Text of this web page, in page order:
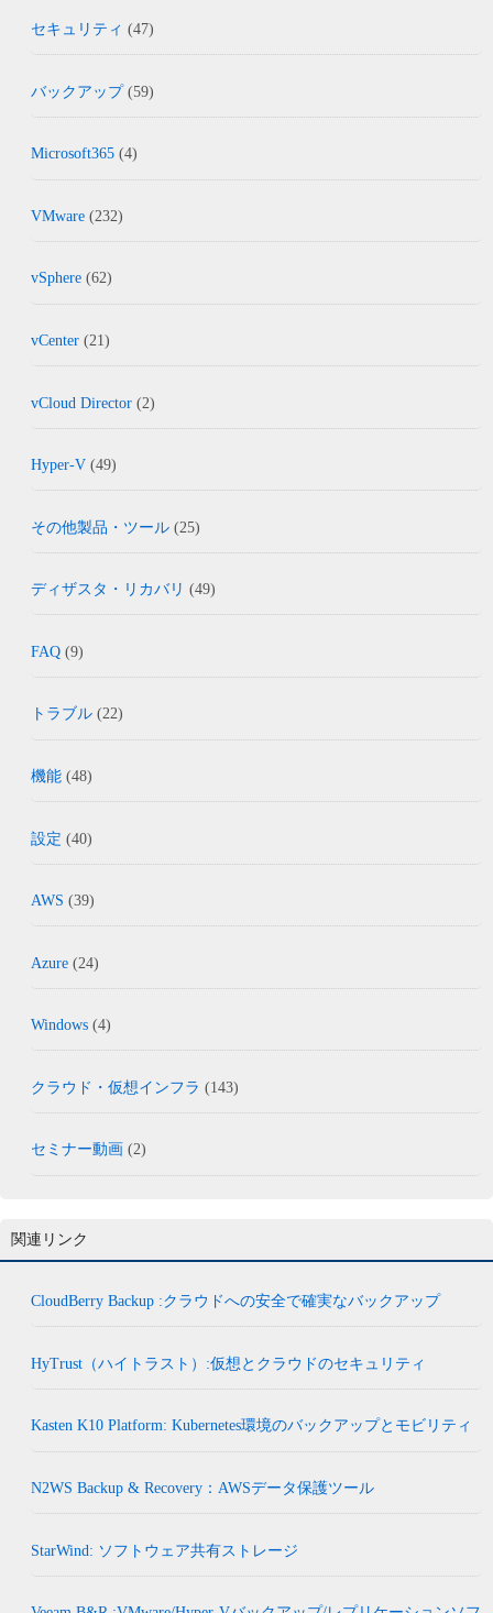
セキュリティ (47)
バックアップ(59)
Microsoft365 (4)
VMware (232)
vSphere (62)
vCenter (21)
vCloud Director (2)
Hyper-V (49)
その他製品・ツール (25)
ディザスタ・リカバリ (49)
FAQ (9)
トラブル (22)
機能 (48)
設定 (40)
AWS (39)
Azure (24)
Windows (4)
クラウド・仮想インフラ (143)
セミナー動画 (2)
関連リンク
CloudBerry Backup :クラウドへの安全で確実なバックアップ
HyTrust（ハイトラスト）:仮想とクラウドのセキュリティ
Kasten K10 Platform: Kubernetes環境のバックアップとモビリティ
N2WS Backup & Recovery：AWSデータ保護ツール
StarWind: ソフトウェア共有ストレージ